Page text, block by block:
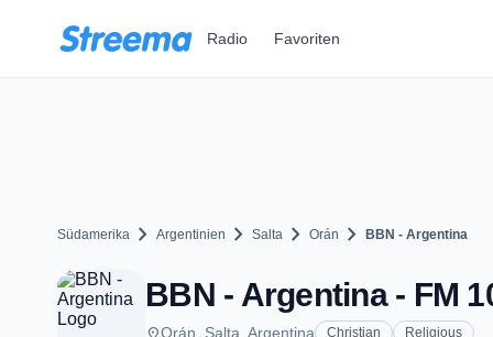
Radio Favoriten
Südamerika chevron_right Argentinien chevron_right Salta chevron_right Orán chevron_right BBN - Argentina
BBN - Argentina - FM
placeOrán, Salta, Argentina Christian Religious